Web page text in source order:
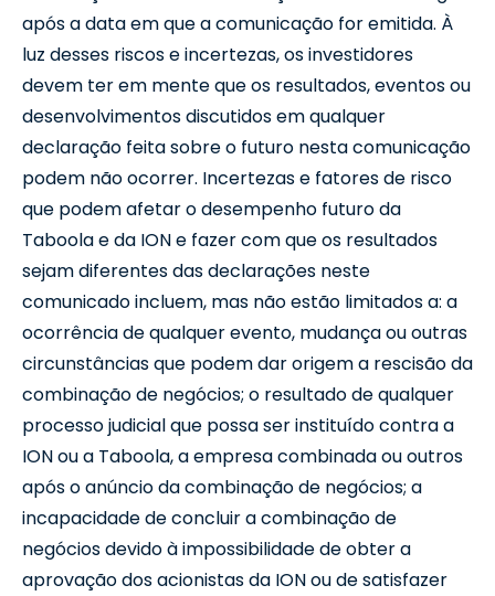
após a data em que a comunicação for emitida. À
luz desses riscos e incertezas, os investidores
devem ter em mente que os resultados, eventos ou
desenvolvimentos discutidos em qualquer
declaração feita sobre o futuro nesta comunicação
podem não ocorrer. Incertezas e fatores de risco
que podem afetar o desempenho futuro da
Taboola e da ION e fazer com que os resultados
sejam diferentes das declarações neste
comunicado incluem, mas não estão limitados a: a
ocorrência de qualquer evento, mudança ou outras
circunstâncias que podem dar origem a rescisão da
combinação de negócios; o resultado de qualquer
processo judicial que possa ser instituído contra a
ION ou a Taboola, a empresa combinada ou outros
após o anúncio da combinação de negócios; a
incapacidade de concluir a combinação de
negócios devido à impossibilidade de obter a
aprovação dos acionistas da ION ou de satisfazer